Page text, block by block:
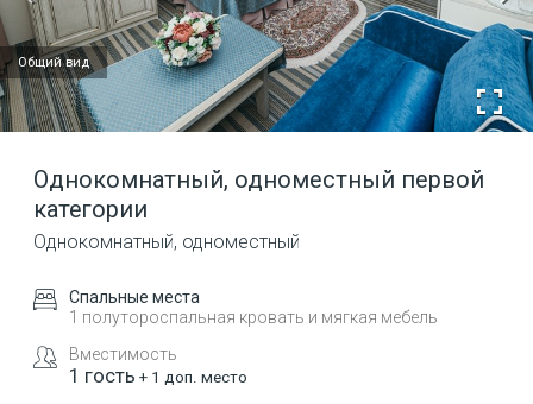
Общий вид
Однокомнатный, одноместный первой
категории
Однокомнатный, одноместный
Спальные места
1 полутороспальная кровать и мягкая мебель
Вместимость
1 гость + 1 доп. место